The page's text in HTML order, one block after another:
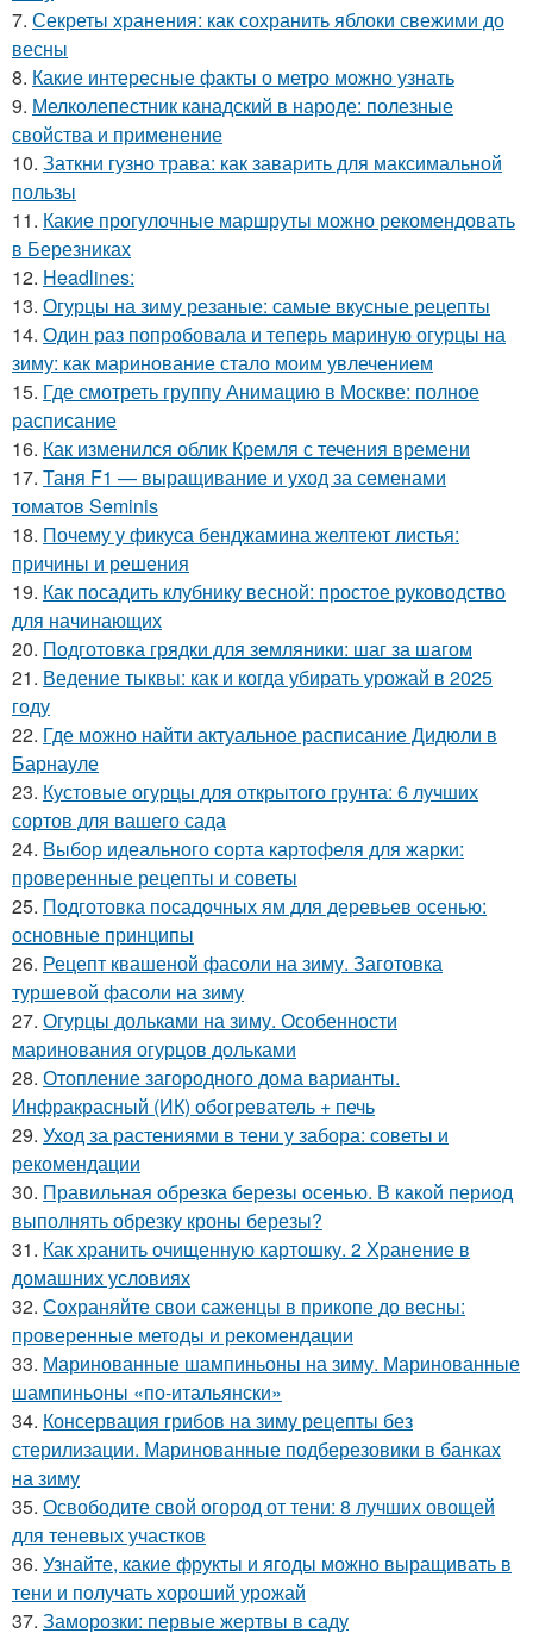
7. Секреты хранения: как сохранить яблоки свежими до
весны
8. Какие интересные факты о метро можно узнать
9. Мелколепестник канадский в народе: полезные
свойства и применение
10. Заткни гузно трава: как заварить для максимальной
пользы
11. Какие прогулочные маршруты можно рекомендовать
в Березниках
12. Headlines:
13. Огурцы на зиму резаные: самые вкусные рецепты
14. Один раз попробовала и теперь мариную огурцы на
зиму: как маринование стало моим увлечением
15. Где смотреть группу Анимацию в Москве: полное
расписание
16. Как изменился облик Кремля с течения времени
17. Таня F1 — выращивание и уход за семенами
томатов Seminis
18. Почему у фикуса бенджамина желтеют листья:
причины и решения
19. Как посадить клубнику весной: простое руководство
для начинающих
20. Подготовка грядки для земляники: шаг за шагом
21. Ведение тыквы: как и когда убирать урожай в 2025
году
22. Где можно найти актуальное расписание Дидюли в
Барнауле
23. Кустовые огурцы для открытого грунта: 6 лучших
сортов для вашего сада
24. Выбор идеального сорта картофеля для жарки:
проверенные рецепты и советы
25. Подготовка посадочных ям для деревьев осенью:
основные принципы
26. Рецепт квашеной фасоли на зиму. Заготовка
туршевой фасоли на зиму
27. Огурцы дольками на зиму. Особенности
маринования огурцов дольками
28. Отопление загородного дома варианты.
Инфракрасный (ИК) обогреватель + печь
29. Уход за растениями в тени у забора: советы и
рекомендации
30. Правильная обрезка березы осенью. В какой период
выполнять обрезку кроны березы?
31. Как хранить очищенную картошку. 2 Хранение в
домашних условиях
32. Сохраняйте свои саженцы в прикопе до весны:
проверенные методы и рекомендации
33. Маринованные шампиньоны на зиму. Маринованные
шампиньоны «по-итальянски»
34. Консервация грибов на зиму рецепты без
стерилизации. Маринованные подберезовики в банках
на зиму
35. Освободите свой огород от тени: 8 лучших овощей
для теневых участков
36. Узнайте, какие фрукты и ягоды можно выращивать в
тени и получать хороший урожай
37. Заморозки: первые жертвы в саду